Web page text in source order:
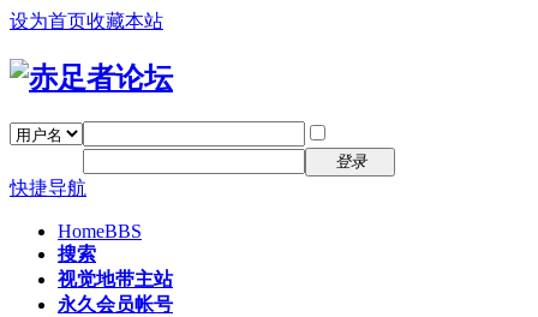
设为首页收藏本站
登录
快捷导航
HomeBBS
搜索
视觉地带主站
永久会员帐号